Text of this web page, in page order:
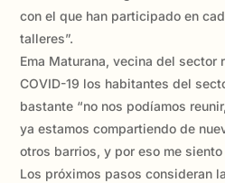
con el que han participado en
talleres”.
Ema Maturana, vecina del sector
COVID-19 los habitantes del
bastante “no nos podíamos
ya estamos compartiendo de
otros barrios, y por eso me
Los próximos pasos consideran